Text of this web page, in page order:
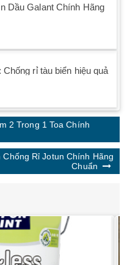
Dầu Galant Chính Hãng
rỉ tàu biển hiệu quả
2 Trong 1 Toa Chính
Rỉ Jotun Chính Hãng
Chuẩn